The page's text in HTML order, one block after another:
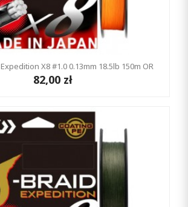
X8 #1.0 0.13mm 18.5lb 150m OR
82,00 zł